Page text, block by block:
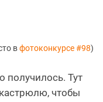
вфотоконкурсе #98)
получилось. Тут
чтобы